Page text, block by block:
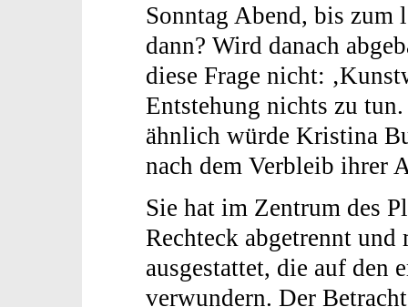
Sonntag Abend, bis zum
dann? Wird danach
diese Frage nicht:
Entstehung nichts zu
ähnlich würde Kristina
nach dem Verbleib ihrer
Sie hat im Zentrum des
Rechteck abgetrennt
ausgestattet, die auf den
verwundern. Der